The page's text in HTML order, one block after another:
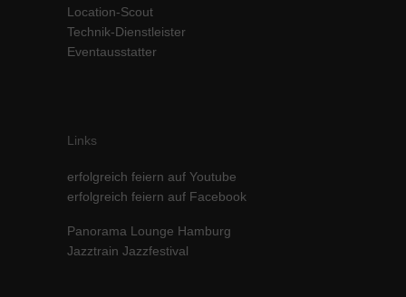
Location-Scout
Technik-Dienstleister
Eventausstatter
Links
erfolgreich feiern auf Youtube
erfolgreich feiern auf Facebook
Panorama Lounge Hamburg
Jazztrain Jazzfestival